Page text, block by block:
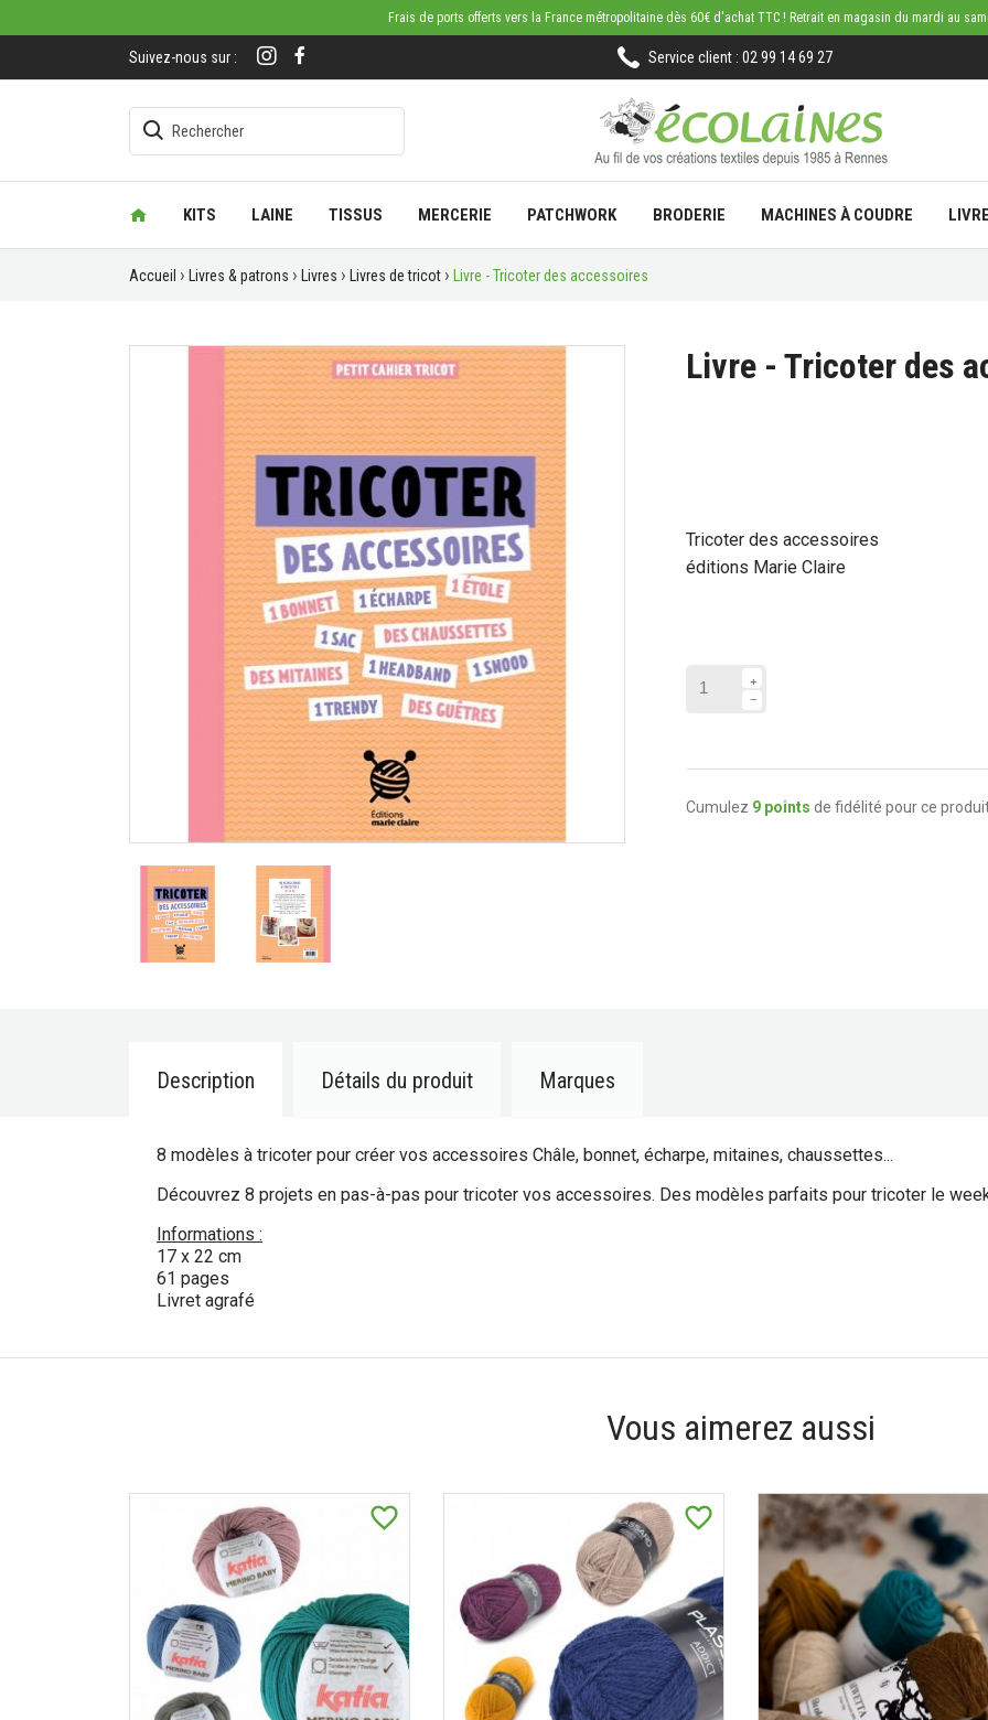
Frais de ports offerts vers la France métropolitaine dès 60€ d'achat TTC ! Retrait en magasin du mardi au
Suivez-nous sur : Service client : 02 99 14 69 27
KITS LAINE TISSUS MERCERIE PATCHWORK BRODERIE MACHINES À COUDRE
Accueil Livres & patrons Livres Livres de tricot Livre - Tricoter des accessoires
Livre - Tricoter des
Tricoter des accessoires
éditions Marie Claire
Cumulez 9 points de fidélité pour ce
Description Détails du produit Marques
8 modèles à tricoter pour créer vos accessoires Châle, bonnet, écharpe, mitaines, chaussettes...
Découvrez 8 projets en pas-à-pas pour tricoter vos accessoires. Des modèles parfaits pour tricoter le
Informations :
17 x 22 cm
61 pages
Livret agrafé
Vous aimerez aussi
favorite_border favorite_border